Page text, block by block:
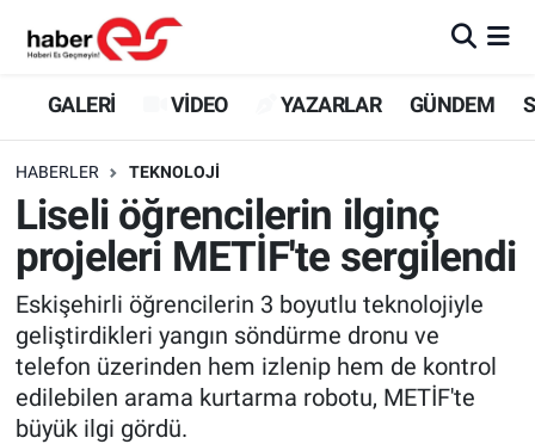
GALERİ VİDEO YAZARLAR GÜNDEM
HABERLER TEKNOLOJİ
Liseli öğrencilerin ilginç
projeleri METİF'te sergilendi
Eskişehirli öğrencilerin 3 boyutlu teknolojiyle
geliştirdikleri yangın söndürme dronu ve
telefon üzerinden hem izlenip hem de kontrol
edilebilen arama kurtarma robotu, METİF'te
büyük ilgi gördü.
GALERİ
YAZARLAR
GÜNDEM
SİYASET
TEKNOLOJİ
Eskişehir Nöbetçi Eczaneler
Eskişehir Trafik Yoğunluk Haritası
Süper Lig Puan Durumu ve Fikstür
Tüm Manşetler
Son Dakika Haberleri